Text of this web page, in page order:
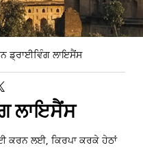
ਡ੍ਰਾਈਵਿੰਗ ਲਾਇਸੈਂਸ
ਲਾਇਸੈਂਸ
ਕਰਨ ਲਈ, ਕਿਰਪਾ ਕਰਕੇ ਹੇਠਾਂ